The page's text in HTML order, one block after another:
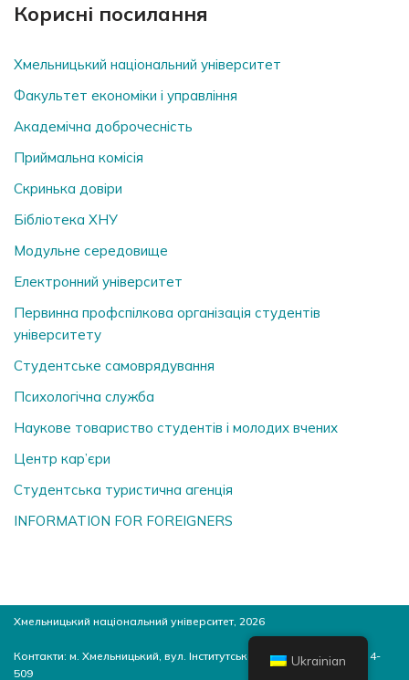
Корисні посилання
Хмельницький національний університет
Факультет економіки і управління
Академічна доброчесність
Приймальна комісія
Скринька довiри
Бібліотека ХНУ
Модульне середовище
Електронний університет
Первинна профспілкова організація студентів
університету
Студентське самоврядування
Психологічна служба
Наукове товариство студентів і молодих вчених
Центр кар’єри
Студентська туристична агенція
INFORMATION FOR FOREIGNERS
Хмельницький національний університет, 2026
Контакти: м. Хмельницький, вул. Інститутська, 11, 4-й корпус, ауд. 4-
509
Ukrainian